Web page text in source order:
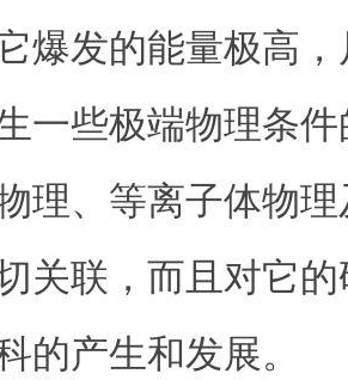
爆发的能量极高
一些极端物理条
理、等离子体物
关联，而且对它
的产生和发展。